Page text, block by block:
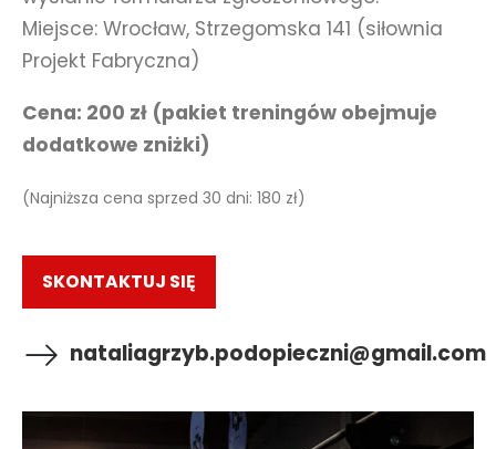
Miejsce: Wrocław, Strzegomska 141 (siłownia
Projekt Fabryczna)
Cena: 200 zł (pakiet treningów obejmuje
dodatkowe zniżki)
(Najniższa cena sprzed 30 dni: 180 zł)
SKONTAKTUJ SIĘ
nataliagrzyb.podopieczni@gmail.com